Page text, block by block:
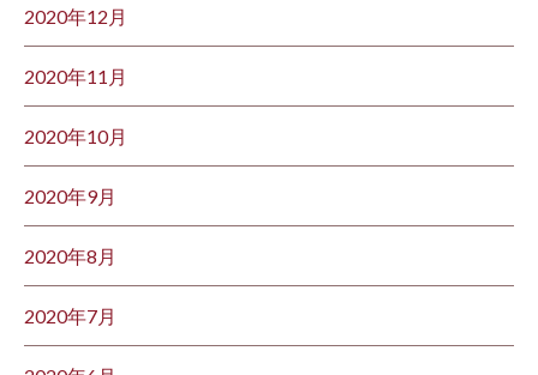
2020年12月
2020年11月
2020年10月
2020年9月
2020年8月
2020年7月